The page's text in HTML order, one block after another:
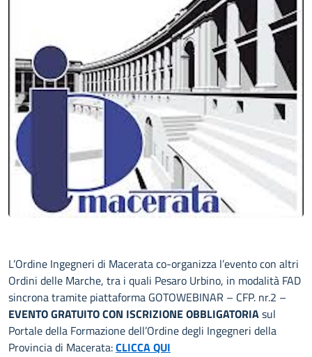
L’Ordine Ingegneri di Macerata co-organizza l’evento con altri
Ordini delle Marche, tra i quali Pesaro Urbino, in modalità FAD
sincrona tramite piattaforma GOTOWEBINAR – CFP. nr.2 –
EVENTO GRATUITO CON ISCRIZIONE OBBLIGATORIAsul
Portale della Formazione dell’Ordine degli Ingegneri della
Provincia di Macerata:CLICCA QUI